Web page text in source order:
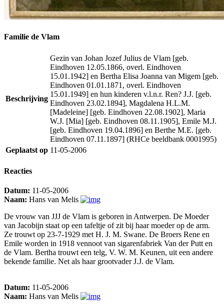
Familie de Vlam
Beschrijving
Gezin van Johan Jozef Julius de Vlam [geb.
Eindhoven 12.05.1866, overl. Eindhoven
15.01.1942] en Bertha Elisa Joanna van Migem [geb.
Eindhoven 01.01.1871, overl. Eindhoven
15.01.1949] en hun kinderen v.l.n.r. Ren? J.J. [geb.
Eindhoven 23.02.1894], Magdalena H.L.M.
[Madeleine] [geb. Eindhoven 22.08.1902], Maria
W.J. [Mia] [geb. Eindhoven 08.11.1905], Emile M.J.
[geb. Eindhoven 19.04.1896] en Berthe M.E. [geb.
Eindhoven 07.11.1897] (RHCe beeldbank 0001995)
Geplaatst op 11-05-2006
Reacties
Datum: 11-05-2006
Naam: Hans van Melis
De vrouw van JJJ de Vlam is geboren in Antwerpen. De Moeder
van Jacobijn staat op een tafeltje of zit bij haar moeder op de arm.
Ze trouwt op 23-7-1929 met H. J. M. Swane. De Broers Rene en
Emile worden in 1918 vennoot van sigarenfabriek Van der Putt en
de Vlam. Bertha trouwt een telg, V. W. M. Keunen, uit een andere
bekende familie. Net als haar grootvader J.J. de Vlam.
Datum: 11-05-2006
Naam: Hans van Melis